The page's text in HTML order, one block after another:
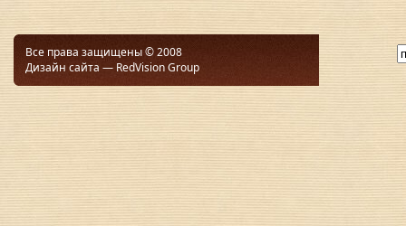
Все права защищены © 2008
Дизайн сайта — RedVision Group